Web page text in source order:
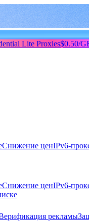
Lite Proxies$0.50/
Снижение ценIPv6-
Снижение ценIPv6-
рекламы